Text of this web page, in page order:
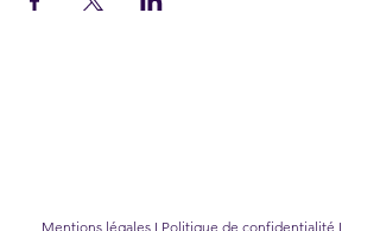
Mentions légalesI Politique de confidentialité I